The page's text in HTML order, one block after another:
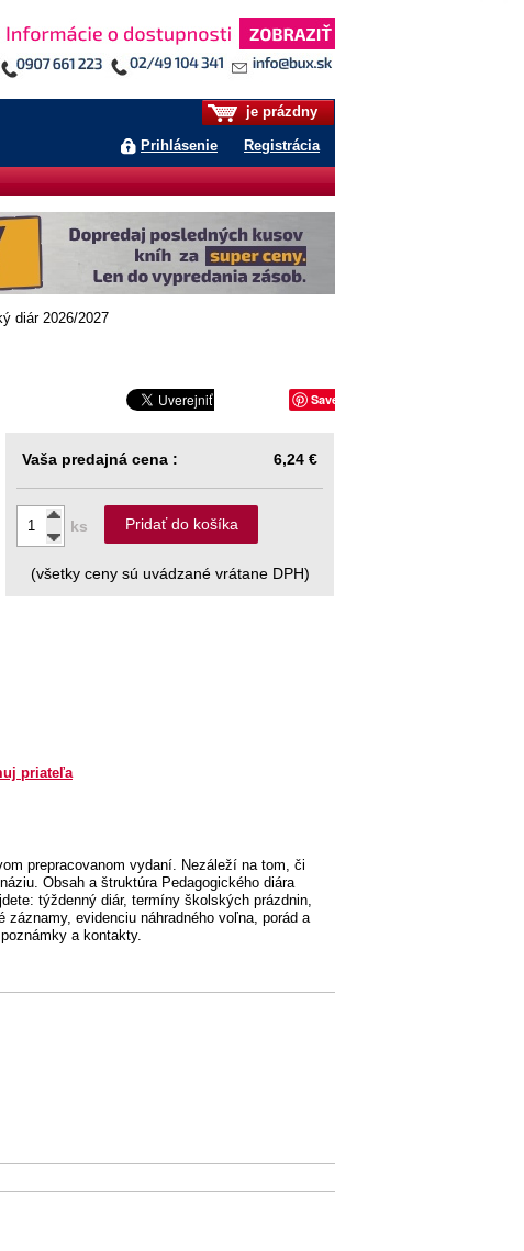
je prázdny
Prihlásenie Registrácia
diár 2026/2027
Save
Vaša predajná cena : 6,24 €
ks Pridať do košíka
(všetky ceny sú uvádzané vrátane DPH)
priateľa
prepracovanom vydaní. Nezáleží na tom, či
Obsah a štruktúra Pedagogického diára
týždenný diár, termíny školských prázdnin,
evidenciu náhradného voľna, porád a
a kontakty.